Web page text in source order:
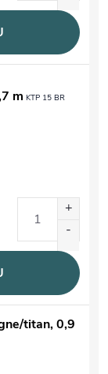
m KTP 15 BR
titan, 0,9